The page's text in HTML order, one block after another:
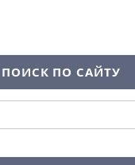
ПОИСК ПО САЙТУ